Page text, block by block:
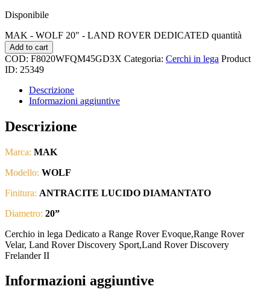
Disponibile
MAK - WOLF 20" - LAND ROVER DEDICATED quantità
Add to cart
COD: F8020WFQM45GD3X Categoria: Cerchi in lega Product
ID: 25349
Descrizione
Informazioni aggiuntive
Descrizione
Marca: MAK
Modello: WOLF
Finitura: ANTRACITE LUCIDO DIAMANTATO
Diametro: 20”
Cerchio in lega Dedicato a Range Rover Evoque,Range Rover
Velar, Land Rover Discovery Sport,Land Rover Discovery
Frelander II
Informazioni aggiuntive